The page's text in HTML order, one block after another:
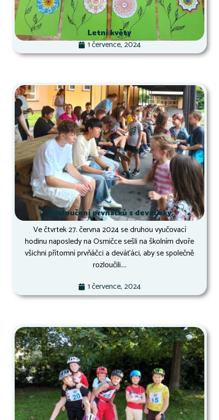
Letní květy
1 července, 2024
Rozloučení prvňáčků s deváťáky
Ve čtvrtek 27. června 2024 se druhou vyučovací
hodinu naposledy na Osmičce sešli na školním dvoře
všichni přítomní prvňáčci a deváťáci, aby se společně
rozloučili....
1 července, 2024